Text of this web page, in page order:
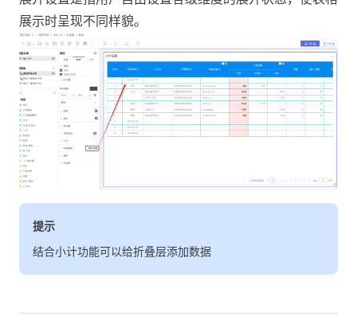
展示时呈现不同样貌。
提示
结合小计功能可以给折叠层添加数据